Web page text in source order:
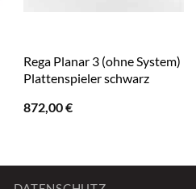
Rega Planar 3 (ohne System)
Plattenspieler schwarz
872,00€